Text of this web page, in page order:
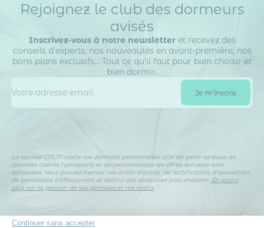
Continuer sans accepter
Rejoignez le club des dormeurs
avisés
Inscrivez-vous à notre newsletteret recevez des
conseils d’experts, nos nouveautés en avant-première, nos
bons plans exclusifs… Tout ce qu’il faut pour bien choisir et
bien dormir.
La société DTLM traite vos données personnelles afin de gérer sa base de
données clients / prospects et de personnaliser les offres qui vous sont
adressées. Vous pouvez exercer vos droits d’accès, de rectification, d’opposition,
de portabilité d’effacement et définir des directives post-mortem. En savoir
plus sur la gestion de vos données et vos droits.